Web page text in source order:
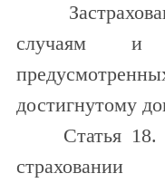
случаям и
достигнутому
Статья 18. В